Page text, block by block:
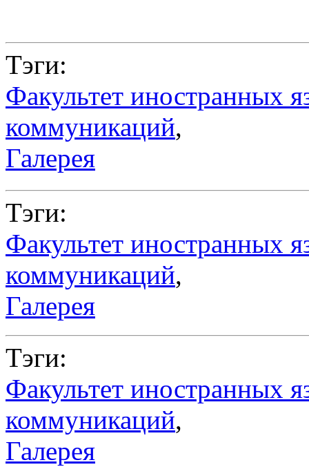
Тэги:
Факультет иностранных
коммуникаций,
Галерея
Тэги:
Факультет иностранных
коммуникаций,
Галерея
Тэги:
Факультет иностранных
коммуникаций,
Галерея